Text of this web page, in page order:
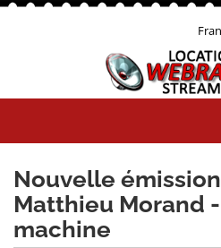
Nouvelle
Matthieu Morand
machine